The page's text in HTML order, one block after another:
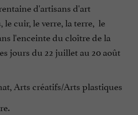
d'artisans d'art
le cuir, le verre, la terre, le
l'enceinte du cloître de la
jours du 22 juillet au 20 août
Arts créatifs/Arts plastiques